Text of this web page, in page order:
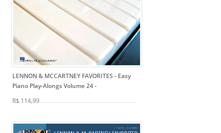
LENNON & MCCARTNEY FAVORITES - Easy
Piano Play-Alongs Volume 24-
R$ 114,99